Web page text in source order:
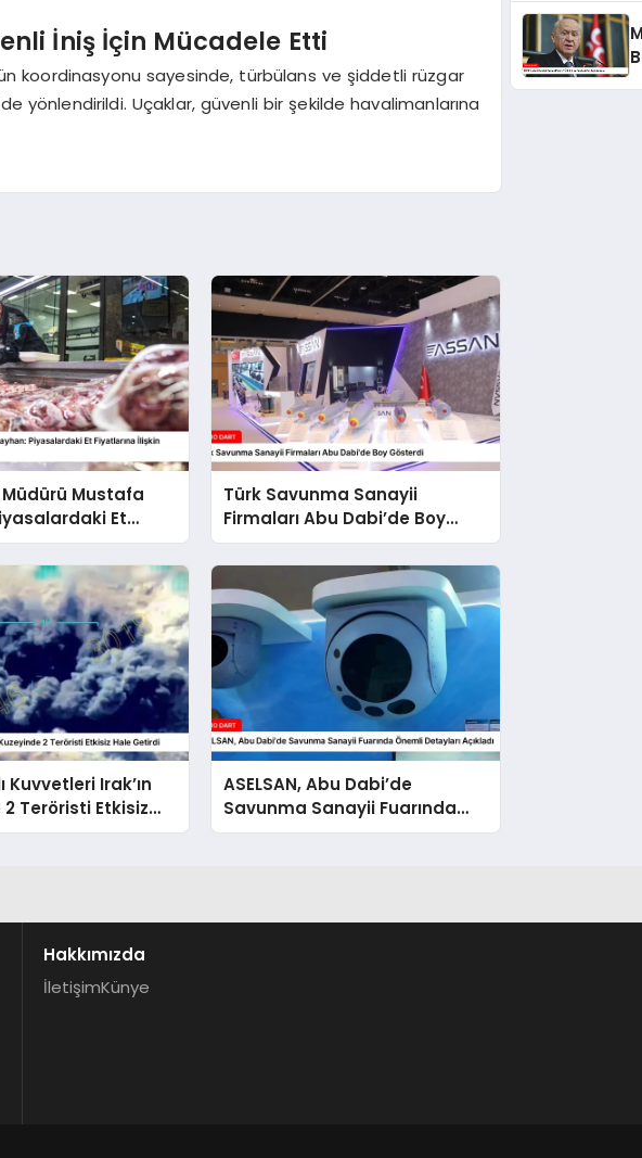
İniş İçin Mücadele Etti
koordinasyonu sayesinde, türbülans ve şiddetli rüzgar
yönlendirildi. Uçaklar, güvenli bir şekilde havalimanlarına
Müdürü Mustafa
Et
İlişkin Açıklamalar
Türk Savunma Sanayii
Firmaları Abu Dabi’de Boy
Gösterdi
Kuvvetleri Irak’ın
Teröristi Etkisiz
ASELSAN, Abu Dabi’de
Savunma Sanayii Fuarında
Önemli Detayları Açıkladı
Hakkımızda
İletişimKünye